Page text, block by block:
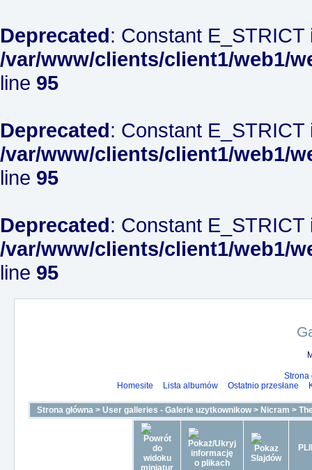
Deprecated: Constant
/var/www/clients/client1/web1/
line 95
Deprecated: Constant
/var/www/clients/client1/web1/
line 95
Deprecated: Constant
/var/www/clients/client1/web1/
line 95
Strona
Homesite
Lista albumów Ostatnio przesłane
Strona główna > User galleries - Galerie uzytkownikow> Nicram >